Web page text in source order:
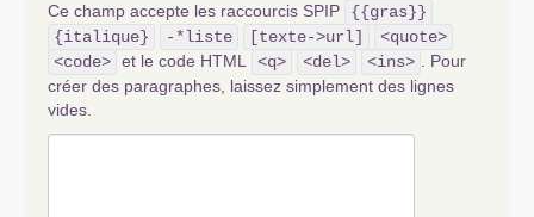
Ce champ accepte les raccourcis SPIP
{{gras}}
{italique}
-*liste [texte->url]
<quote>
<code> et le code HTML <q> <del> <ins>
. Pour
créer des paragraphes, laissez simplement des lignes
vides.